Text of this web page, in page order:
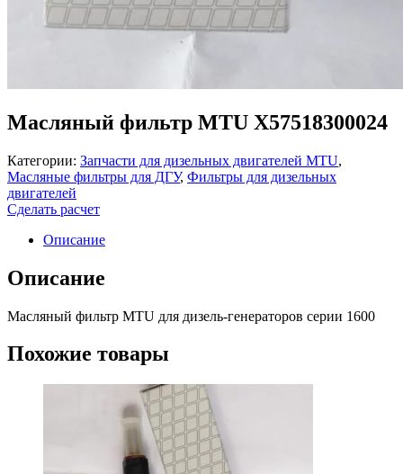
Масляный фильтр MTU X57518300024
Категории: Запчасти для дизельных двигателей MTU,
Масляные фильтры для ДГУ, Фильтры для дизельных
двигателей
Сделать расчет
Описание
Описание
Масляный фильтр MTU для дизель-генераторов серии 1600
Похожие товары